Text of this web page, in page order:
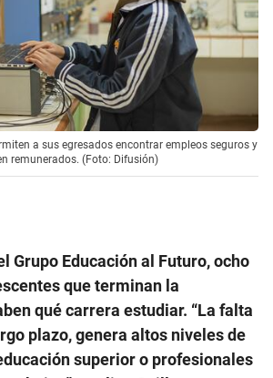
a sus egresados encontrar empleos seguros y
remunerados. (Foto: Difusión)
Grupo Educación al Futuro, ocho
que terminan la
qué carrera estudiar. “La falta
plazo, genera altos niveles de
superior o profesionales